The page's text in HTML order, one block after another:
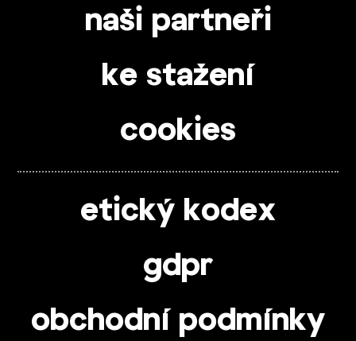
naši partneři
ke stažení
cookies
etický kodex
gdpr
obchodní podmínky